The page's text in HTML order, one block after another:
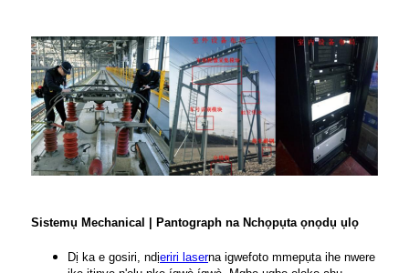
Sistemụ Mechanical | Pantograph na Nchọpụta ọnọdụ ụlọ
Dị ka e gosiri, ndịeriri laserna igwefoto mmepụta ihe nwere